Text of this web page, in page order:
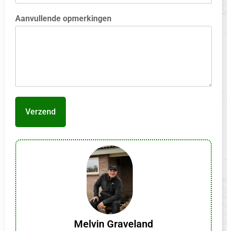
Aanvullende opmerkingen
Verzend
Melvin Graveland